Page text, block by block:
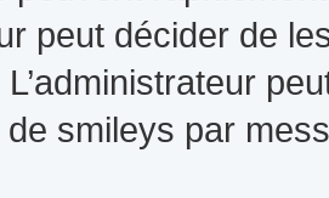
peut décider de
de smileys par